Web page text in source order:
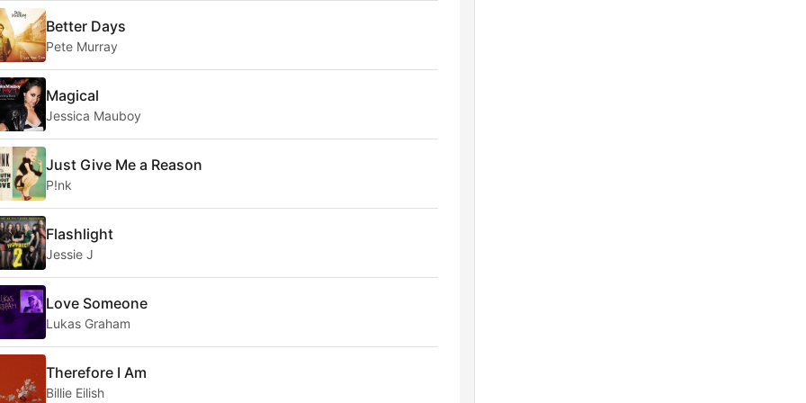
Better Days
Pete Murray
Magical
Jessica Mauboy
Just Give Me a Reason
P!nk
Flashlight
Jessie J
Love Someone
Lukas Graham
Therefore I Am
Billie Eilish